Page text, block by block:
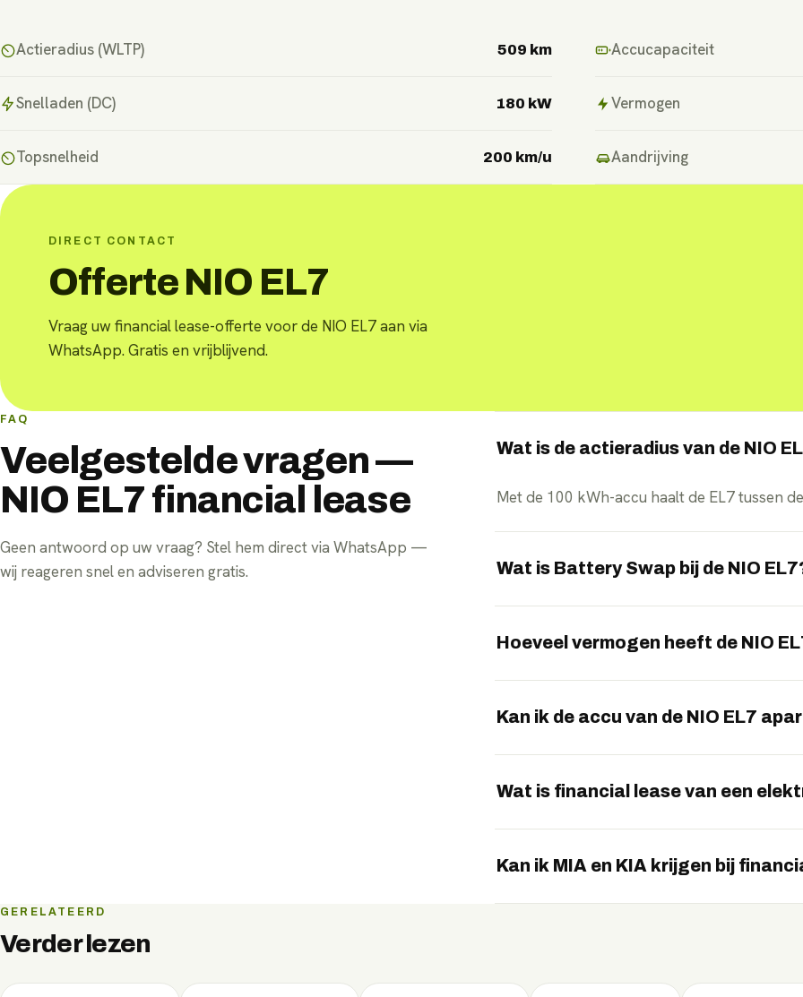
Actieradius (WLTP) 509 km Accucapaciteit
Snelladen (DC) 180 kW Vermogen
Topsnelheid 200 km/u Aandrijving
DIRECT CONTACT
Offerte NIO EL7
Vraag uw financial lease-offerte voor de NIO EL7 aan via
WhatsApp. Gratis en vrijblijvend.
FAQ
Veelgestelde vragen —
NIO EL7 financial lease
Geen antwoord op uw vraag? Stel hem direct via WhatsApp —
wij reageren snel en adviseren gratis.
Wat is de actieradius van de NIO
Met de 100 kWh-accu haalt de EL7 tussen
Wat is Battery Swap bij de NIO
een volle accu.
Hoeveel vermogen heeft de NIO
Kan ik de accu van de NIO EL7
Battery Swap.
Wat is financial lease van een
eigenaar. Het voertuig staat op uw balans en
Kan ik MIA en KIA krijgen bij
GERELATEERD
Verder lezen